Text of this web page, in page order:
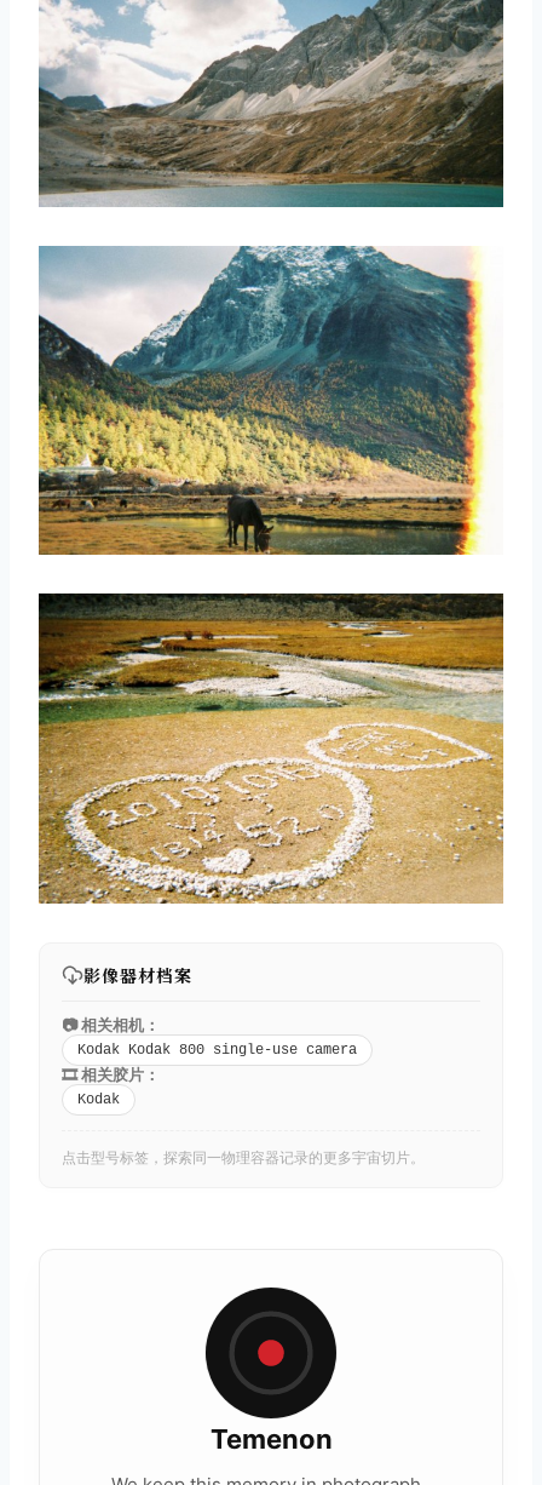
影像器材档案
📷 相关相机：
Kodak Kodak 800 single-use camera
🎞️ 相关胶片：
Kodak
点击型号标签，探索同一物理容器记录的更多宇宙切片。
Temenon
取消 搜索